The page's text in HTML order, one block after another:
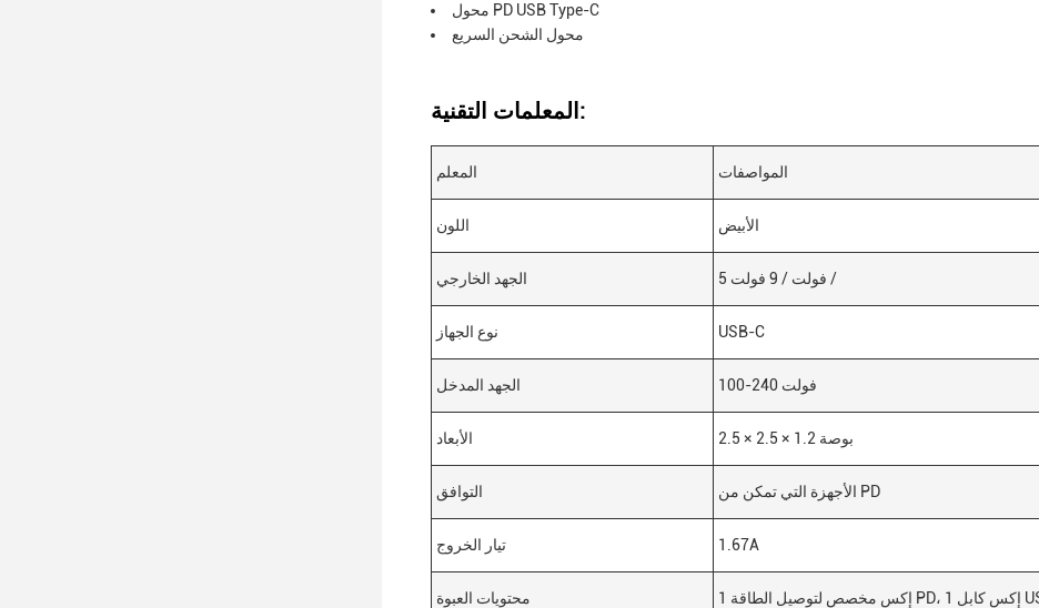
محول PD USB Type-C
محول الشحن السريع
المعلمات التقنية:
المعلم المواصفات
اللون الأبيض
الجهد الخارجي 5 فولت / 9 فولت /
نوع الجهاز USB-C
الجهد المدخل 100-240 فولت
الأبعاد 2.5 × 2.5 × 1.2 بوصة
التوافق الأجهزة التي تمكن من PD
تيار الخروج 1.67A
محتويات العبوة